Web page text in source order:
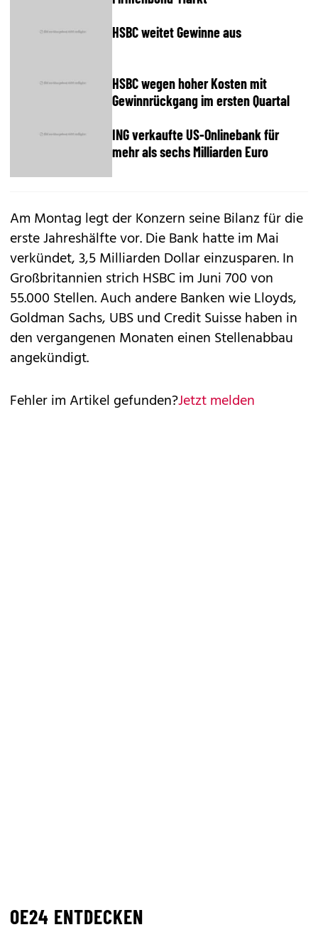
HSBC weitet Gewinne aus
HSBC wegen hoher Kosten mit
Gewinnrückgang im ersten Quartal
ING verkaufte US-Onlinebank für
mehr als sechs Milliarden Euro
Am Montag legt der Konzern seine Bilanz für die
erste Jahreshälfte vor. Die Bank hatte im Mai
verkündet, 3,5 Milliarden Dollar einzusparen. In
Großbritannien strich HSBC im Juni 700 von
55.000 Stellen. Auch andere Banken wie Lloyds,
Goldman Sachs, UBS und Credit Suisse haben in
den vergangenen Monaten einen Stellenabbau
angekündigt.
Fehler im Artikel gefunden?Jetzt melden
OE24 ENTDECKEN